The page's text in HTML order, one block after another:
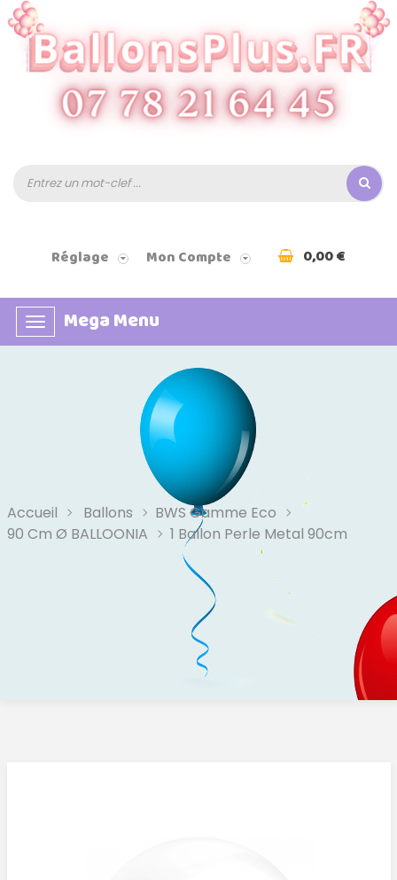
Réglage Mon Compte 0,00 €
Basculer
la
Mega Menu
Accueil Ballons
BWS Gamme Eco
90 Cm Ø BALLOONIA
1 Ballon Perle Metal 90cm